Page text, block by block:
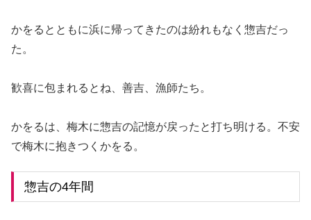
かをるとともに浜に帰ってきたのは紛れもなく惣吉だっ
た。
歓喜に包まれるとね、善吉、漁師たち。
かをるは、梅木に惣吉の記憶が戻ったと打ち明ける。不安
で梅木に抱きつくかをる。
惣吉の4年間